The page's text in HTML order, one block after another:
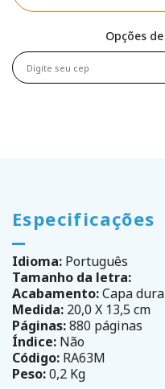
Opções
Especificações
Idioma: Português
Tamanho da letra:
Acabamento:Capa dura
Medida: 20,0 X 13,5 cm
Páginas:880 páginas
Índice: Não
Código: RA63M
Peso:0,2 Kg